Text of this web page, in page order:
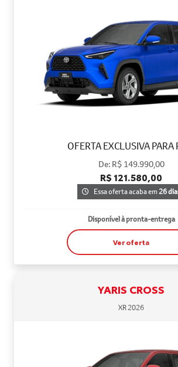
OFERTA EXCLUSIVA PARA
De: R$ 149.990,00
R$ 121.580,00
Essa oferta acaba em26
Disponível à pronta-entrega
Ver oferta
YARIS CROSS
XR 2026